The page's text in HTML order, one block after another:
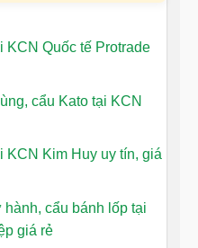
KCN Quốc tế Protrade
cẩu Kato tại KCN
KCN Kim Huy uy tín, giá
cẩu bánh lốp tại
giá rẻ